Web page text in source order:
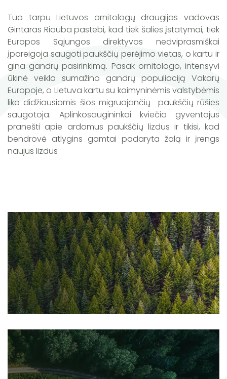
Tuo tarpu Lietuvos ornitologų draugijos vadovas
Gintaras Riauba pastebi, kad tiek šalies įstatymai, tiek
Europos Sąjungos direktyvos nedviprasmiškai
įpareigoja saugoti paukščių perėjimo vietas, o kartu ir
gina gandrų pasirinkimą. Pasak ornitologo, intensyvi
ūkinė veikla sumažino gandrų populiaciją Vakarų
Europoje, o Lietuva kartu su kaimyninėmis valstybėmis
liko didžiausiomis šios migruojančių paukščių rūšies
saugotoja. Aplinkosaugininkai kviečia gyventojus
pranešti apie ardomus paukščių lizdus ir tikisi, kad
bendrovė atlygins gamtai padaryta žalą ir įrengs
naujus lizdus